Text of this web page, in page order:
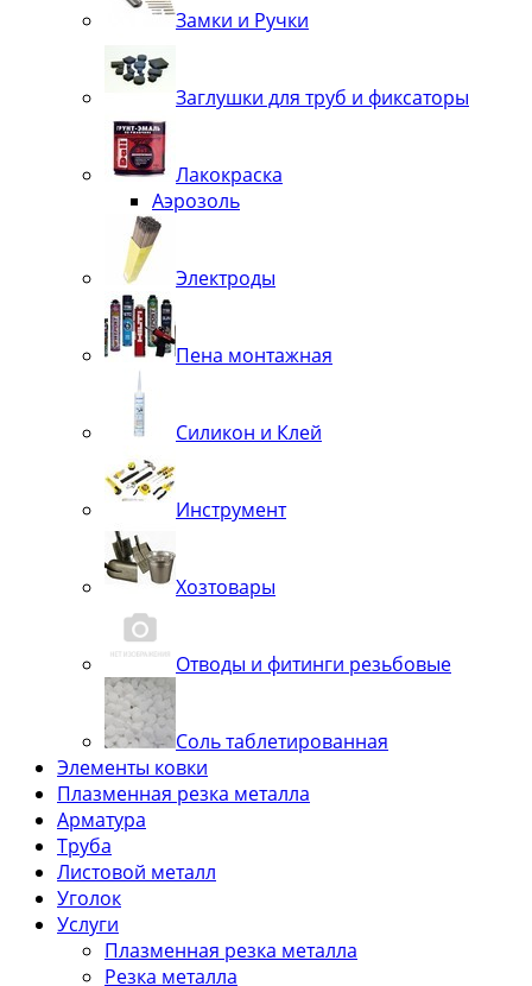
Замки и Ручки
Заглушки для труб и фиксаторы
Лакокраска
Аэрозоль
Электроды
Пена монтажная
Силикон и Клей
Инструмент
Хозтовары
Отводы и фитинги резьбовые
Соль таблетированная
Элементы ковки
Плазменная резка металла
Арматура
Труба
Листовой металл
Уголок
Услуги
Плазменная резка металла
Резка металла